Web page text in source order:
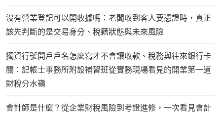
沒有營業登記可以開收據嗎：老闆收到客人要憑證時，真正
該先判斷的是交易身分、稅籍狀態與未來風險
獨資行號開戶戶名怎麼寫才不會讓收款、稅務與往來銀行卡
關：記帳士事務所附設補習班從實務現場看見的開業第一道
財稅分水嶺
會計師是什麼？從企業財稅風險到考證進修，一次看見會計